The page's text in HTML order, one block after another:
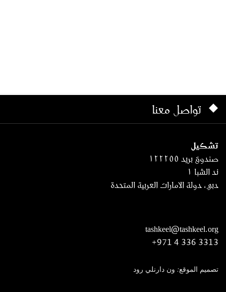
تواصل معنا
تشكيل
صندوق بريد ١٢٢٢٥٥
ند الشبا ١
دبي، دولة الامارات العربية المتحدة
tashkeel@tashkeel.org
+971 4 336 3313
تصميم الموقع: ون دارنلي رود